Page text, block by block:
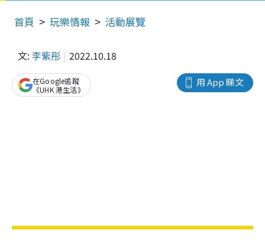
首頁 玩樂情報 活動展覽
文: 李紫彤 2022.10.18
用 App 睇文
在Google追蹤
《UHK 港生活》